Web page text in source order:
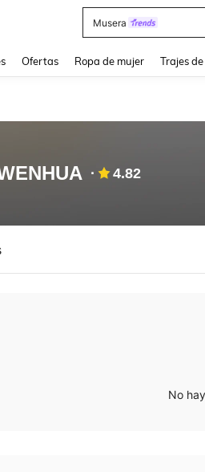
Musera
Ofertas Ropa de mujer Trajes
4.82
No